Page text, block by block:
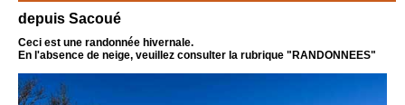
depuis Sacoué
Ceci est une randonnée hivernale.
En l'absence de neige, veuillez consulter la rubrique "RANDONNEES"